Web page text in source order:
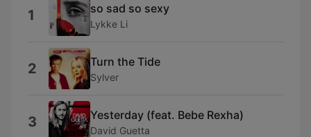
1 so sad so sexy
Lykke Li
2 Turn the Tide
Sylver
3 Yesterday (feat. Bebe Rexha)
David Guetta